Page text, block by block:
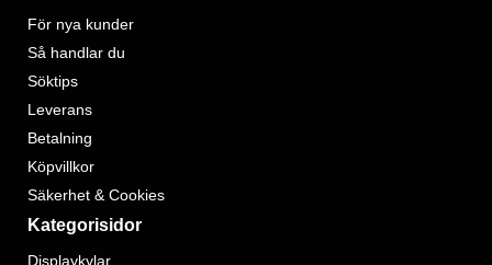
För nya kunder
Så handlar du
Söktips
Leverans
Betalning
Köpvillkor
Säkerhet & Cookies
Kategorisidor
Displaykylar